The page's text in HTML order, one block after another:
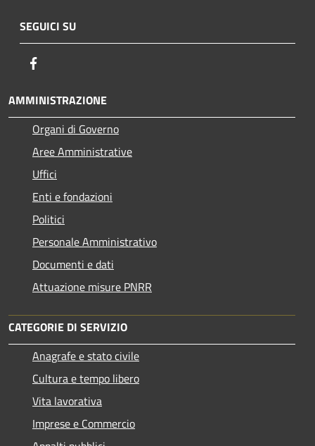
SEGUICI SU
AMMINISTRAZIONE
Organi di Governo
Aree Amministrative
Uffici
Enti e fondazioni
Politici
Personale Amministrativo
Documenti e dati
Attuazione misure PNRR
CATEGORIE DI SERVIZIO
Anagrafe e stato civile
Cultura e tempo libero
Vita lavorativa
Imprese e Commercio